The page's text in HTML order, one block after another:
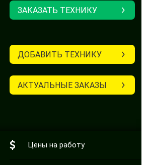
ЗАКАЗАТЬ ТЕХНИКУ
ДОБАВИТЬ ТЕХНИКУ
АКТУАЛЬНЫЕ ЗАКАЗЫ
Цены на работу